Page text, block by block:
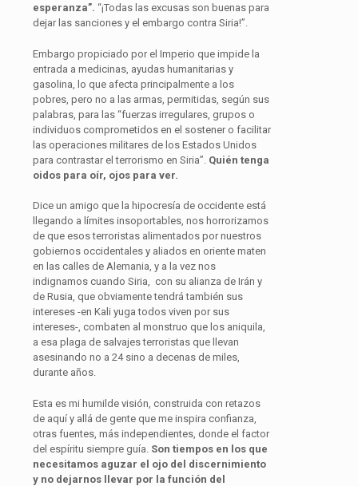
esperanza”. “¡Todas las excusas son buenas para
dejar las sanciones y el embargo contra Siria!”.
Embargo propiciado por el Imperio que impide la
entrada a medicinas, ayudas humanitarias y
gasolina, lo que afecta principalmente a los
pobres, pero no a las armas, permitidas, según sus
palabras, para las “fuerzas irregulares, grupos o
individuos comprometidos en el sostener o facilitar
las operaciones militares de los Estados Unidos
para contrastar el terrorismo en Siria”. Quién tenga
oidos para oír, ojos para ver.
Dice un amigo que la hipocresía de occidente está
llegando a límites insoportables, nos horrorizamos
de que esos terroristas alimentados por nuestros
gobiernos occidentales y aliados en oriente maten
en las calles de Alemania, y a la vez nos
indignamos cuando Siria, con su alianza de Irán y
de Rusia, que obviamente tendrá también sus
intereses -en Kali yuga todos viven por sus
intereses-, combaten al monstruo que los aniquila,
a esa plaga de salvajes terroristas que llevan
asesinando no a 24 sino a decenas de miles,
durante años.
Esta es mi humilde visión, construida con retazos
de aquí y allá de gente que me inspira confianza,
otras fuentes, más independientes, donde el factor
del espíritu siempre guía. Son tiempos en los que
necesitamos aguzar el ojo del discernimiento
y no dejarnos llevar por la función del